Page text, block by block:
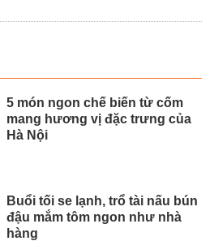
5 món ngon chế biến từ cốm
mang hương vị đặc trưng của
Hà Nội
Buổi tối se lạnh, trổ tài nấu bún
đậu mắm tôm ngon như nhà
hàng